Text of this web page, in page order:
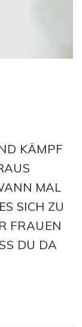
KÄMPF
MAL
SICH ZU
FRAUEN
DU DA